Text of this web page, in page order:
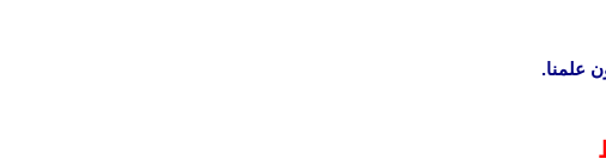
علمنا.